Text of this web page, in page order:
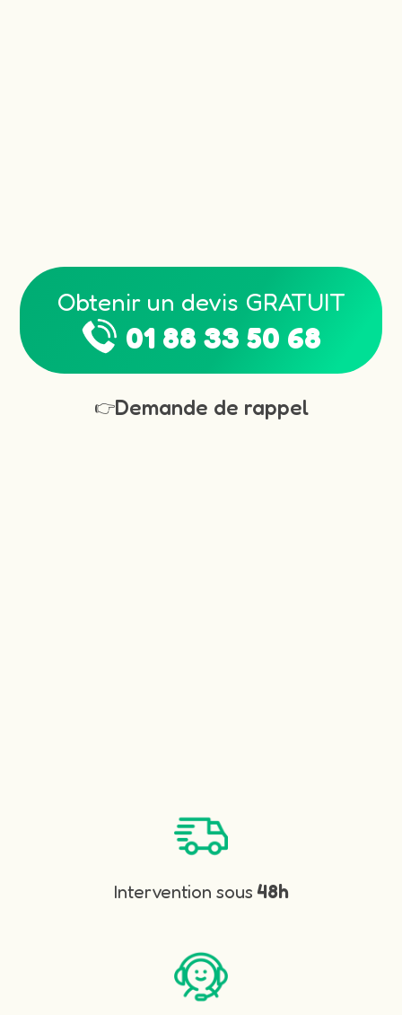
Obtenir un devis GRATUIT
01 88 33 50 68
👉Demande de rappel
Intervention sous 48h